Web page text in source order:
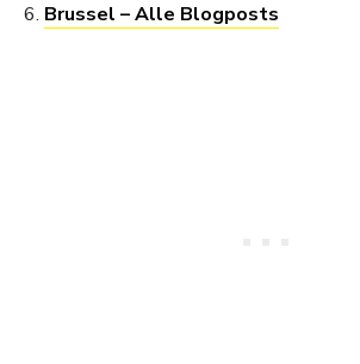
6. Brussel – Alle Blogposts